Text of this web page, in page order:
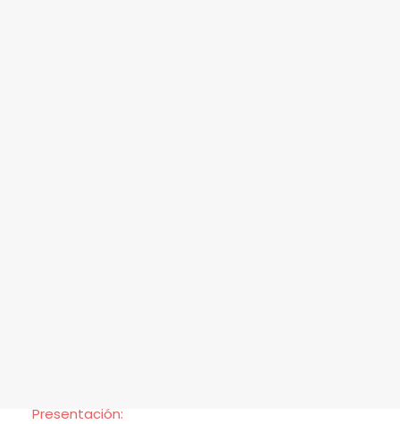
Presentación: